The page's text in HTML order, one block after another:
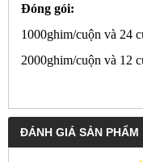
Đóng gói:
1000ghim/cuộn và 24
2000ghim/cuộn và 12
ĐÁNH GIÁ SẢN PHẨM